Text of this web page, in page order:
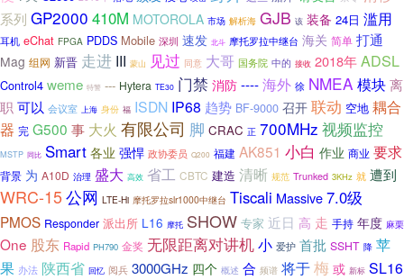
系列 GP2000 410M MOTOROLA 市场 解析海 GJB 该 装备 24日 滥用
耳机 eChat FPGA PDDS Mobile 深圳 速发 北斗 摩托罗拉中继台 海关 简单 打通
Mag 组网 新晋 走进 III 蒙山 见过 同意 大哥 国务院 中的 接收 2018年ADSL
Control4 weme 特警 --- Hytera TE30 门禁 消防 ----海外 徐 NMEA 模块离
职 可以 会议室 上海 身份 福 ISDN IP68 趋势 BF-9000 召开 联动 空地 耦合
器 完 G500 事 大火 有限公司 脚 CRAC 正 700MHz 视频监控
MSTP 同比 Smart 各业 强悍 政协委员 Q200 福建 AK851 小白 作业 商业 要求
背景 为 A10D 治理 盛大 高效 省工 CBTC 建造 清晰 规范 Trunked 3KHz 就 遭到
WRC-15公网 LTE-Hi 摩托罗拉slr1000中继台 Tiscali Massive7.0级
PMOS Responder 派出所 L16 摩托 SHOW 专家 近日 高 走 手持 年度 麻栗
One 股东 Rapid PH790 金奖 无限距离对讲机小 爱护 首批 SSHT 降 苹
果 办法 陕西省 回忆 阅兵 3000GHz 四个 概述 合 频谱 将于梅 或 新标 SL16